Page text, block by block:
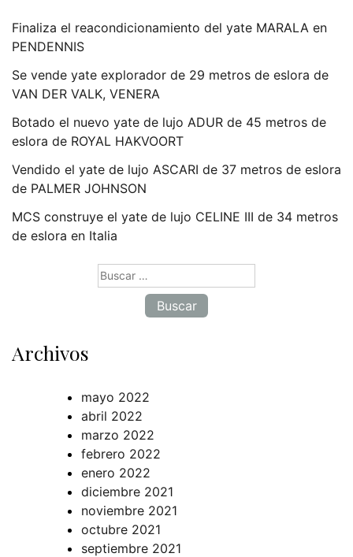
Finaliza el reacondicionamiento del yate MARALA en
PENDENNIS
Se vende yate explorador de 29 metros de eslora de
VAN DER VALK, VENERA
Botado el nuevo yate de lujo ADUR de 45 metros de
eslora de ROYAL HAKVOORT
Vendido el yate de lujo ASCARI de 37 metros de eslora
de PALMER JOHNSON
MCS construye el yate de lujo CELINE III de 34 metros
de eslora en Italia
Archivos
mayo 2022
abril 2022
marzo 2022
febrero 2022
enero 2022
diciembre 2021
noviembre 2021
octubre 2021
septiembre 2021